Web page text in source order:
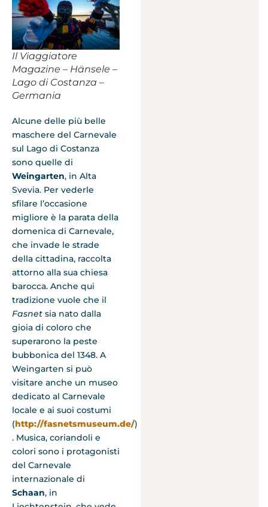
Il Viaggiatore
Magazine – Hänsele –
Lago di Costanza –
Germania
Alcune delle più belle
maschere del Carnevale
sul Lago di Costanza
sono quelle di
Weingarten, in Alta
Svevia. Per vederle
sfilare l’occasione
migliore è la parata della
domenica di Carnevale,
che invade le strade
della cittadina, raccolta
attorno alla sua chiesa
barocca. Anche qui
tradizione vuole che il
Fasnet sia nato dalla
gioia di coloro che
superarono la peste
bubbonica del 1348. A
Weingarten si può
visitare anche un museo
dedicato al Carnevale
locale e ai suoi costumi
(http://fasnetsmuseum.de/)
. Musica, coriandoli e
colori sono i protagonisti
del Carnevale
internazionale di
Schaan, in